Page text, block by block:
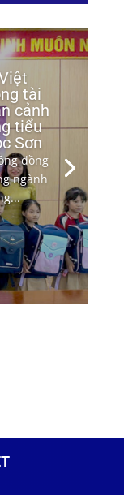
tài
cảnh
tiểu
Sơn
đồng
ngành